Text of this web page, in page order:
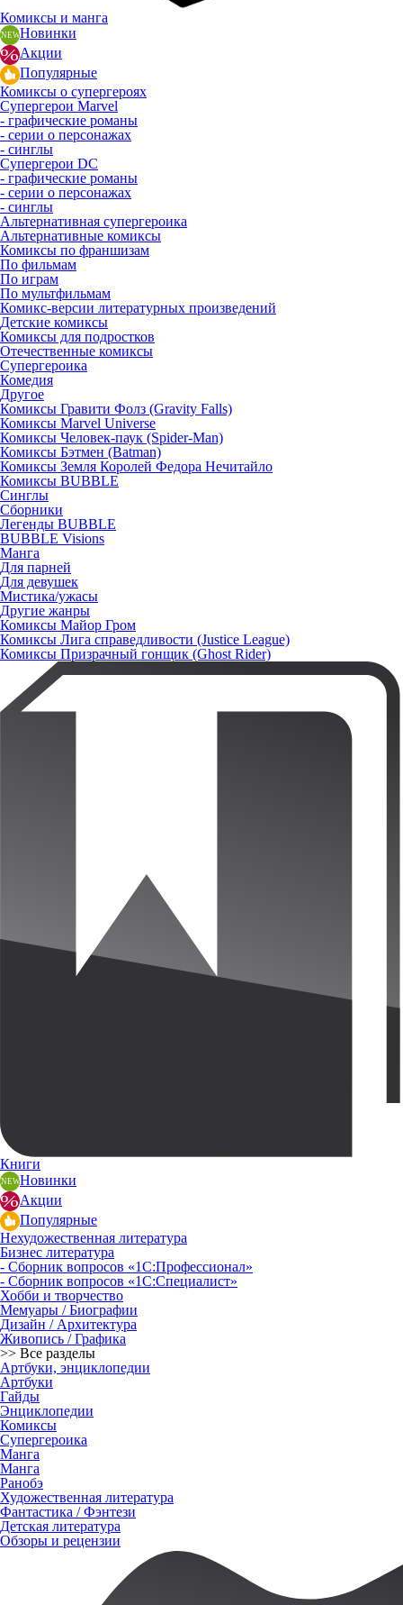
Комиксы и манга
Новинки
Акции
Популярные
Комиксы о супергероях
Супергерои Marvel
- графические романы
- серии о персонажах
- синглы
Супергерои DC
- графические романы
- серии о персонажах
- синглы
Альтернативная супергероика
Альтернативные комиксы
Комиксы по франшизам
По фильмам
По играм
По мультфильмам
Комикс-версии литературных произведений
Детские комиксы
Комиксы для подростков
Отечественные комиксы
Супергероика
Комедия
Другое
Комиксы Гравити Фолз (Gravity Falls)
Комиксы Marvel Universe
Комиксы Человек-паук (Spider-Man)
Комиксы Бэтмен (Batman)
Комиксы Земля Королей Федора Нечитайло
Комиксы BUBBLE
Синглы
Сборники
Легенды BUBBLE
BUBBLE Visions
Манга
Для парней
Для девушек
Мистика/ужасы
Другие жанры
Комиксы Майор Гром
Комиксы Лига справедливости (Justice League)
Комиксы Призрачный гонщик (Ghost Rider)
Книги
Новинки
Акции
Популярные
Нехудожественная литература
Бизнес литература
- Сборник вопросов «1С:Профессионал»
- Сборник вопросов «1С:Специалист»
Хобби и творчество
Мемуары / Биографии
Дизайн / Архитектура
Живопись / Графика
>> Все разделы
Артбуки, энциклопедии
Артбуки
Гайды
Энциклопедии
Комиксы
Супергероика
Манга
Манга
Ранобэ
Художественная литература
Фантастика / Фэнтези
Детская литература
Обзоры и рецензии